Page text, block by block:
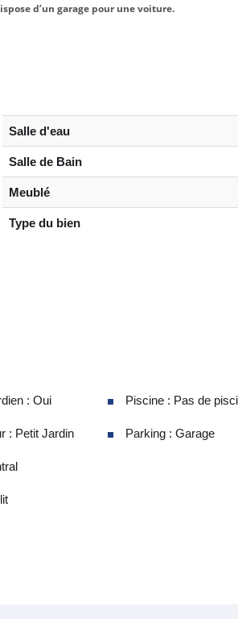
d’un garage pour une voiture.
Salle d'eau
Salle de Bain
Meublé
Type du bien
: Oui
: Petit Jardin
Piscine : Pas de
Parking : Garage